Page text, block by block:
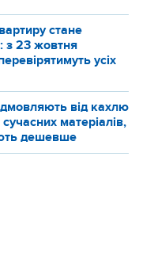
стане
з 23 жовтня
усіх
від кахлю
матеріалів,
дешевше